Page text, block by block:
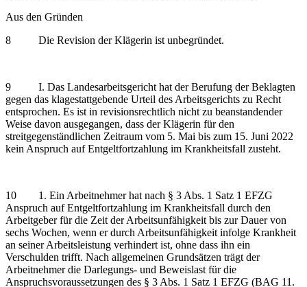
Aus den Gründen
8 Die Revision der Klägerin ist unbegründet.
9 I. Das Landesarbeitsgericht hat der Berufung der Beklagten
gegen das klagestattgebende Urteil des Arbeitsgerichts zu Recht
entsprochen. Es ist in revisionsrechtlich nicht zu beanstandender
Weise davon ausgegangen, dass der Klägerin für den
streitgegenständlichen Zeitraum vom 5. Mai bis zum 15. Juni 2022
kein Anspruch auf Entgeltfortzahlung im Krankheitsfall zusteht.
10 1. Ein Arbeitnehmer hat nach § 3 Abs. 1 Satz 1 EFZG
Anspruch auf Entgeltfortzahlung im Krankheitsfall durch den
Arbeitgeber für die Zeit der Arbeitsunfähigkeit bis zur Dauer von
sechs Wochen, wenn er durch Arbeitsunfähigkeit infolge Krankheit
an seiner Arbeitsleistung verhindert ist, ohne dass ihn ein
Verschulden trifft. Nach allgemeinen Grundsätzen trägt der
Arbeitnehmer die Darlegungs- und Beweislast für die
Anspruchsvoraussetzungen des § 3 Abs. 1 Satz 1 EFZG (BAG 11.